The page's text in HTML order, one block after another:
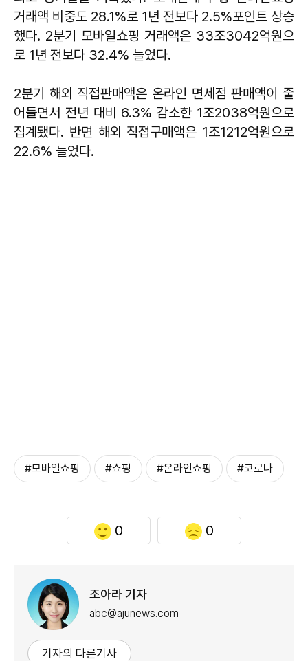
거래액 비중도 28.1%로 1년 전보다 2.5%포인트 상승
했다. 2분기 모바일쇼핑 거래액은 33조3042억원으
로 1년 전보다 32.4% 늘었다.
2분기 해외 직접판매액은 온라인 면세점 판매액이 줄
어들면서 전년 대비 6.3% 감소한 1조2038억원으로
집계됐다. 반면 해외 직접구매액은 1조1212억원으로
22.6% 늘었다.
#모바일쇼핑 #쇼핑 #온라인쇼핑 #코로나
0 0
조아라 기자
abc@ajunews.com
기자의 다른기사